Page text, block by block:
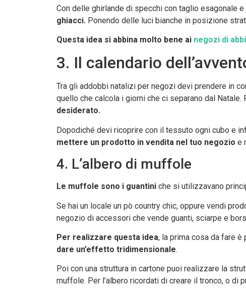
Con delle ghirlande di specchi con taglio esagonale
ghiacci. Ponendo delle luci bianche in posizione
Questa idea si abbina molto bene ai negozi di
3. Il calendario
Tra gli addobbi natalizi per negozi devi prendere in
quello che calcola i giorni che ci separano dal
desiderato.
Dopodiché devi ricoprire con il tessuto ogni cubo e
mettere un prodotto in vendita nel tuo negozio e
4. L’albero di muffole
Le muffole sono i guantini che si utilizzavano
Se hai un locale un pò country chic, oppure vendi
negozio di accessori che vende guanti, sciarpe e
Per realizzare questa idea, la prima cosa da fare è
dare un’effetto tridimensionale.
Poi con una struttura in cartone puoi realizzare la
muffole. Per l’albero ricordati di creare il tronco, o di